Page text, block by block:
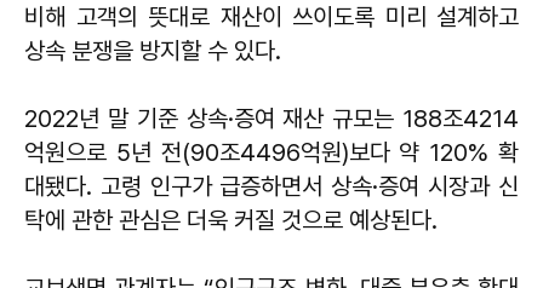
비해 고객의 뜻대로 재산이 쓰이도록 미리 설계하고
상속 분쟁을 방지할 수 있다.
2022년 말 기준 상속·증여 재산 규모는 188조4214
억원으로 5년 전(90조4496억원)보다 약 120% 확
대됐다. 고령 인구가 급증하면서 상속·증여 시장과 신
탁에 관한 관심은 더욱 커질 것으로 예상된다.